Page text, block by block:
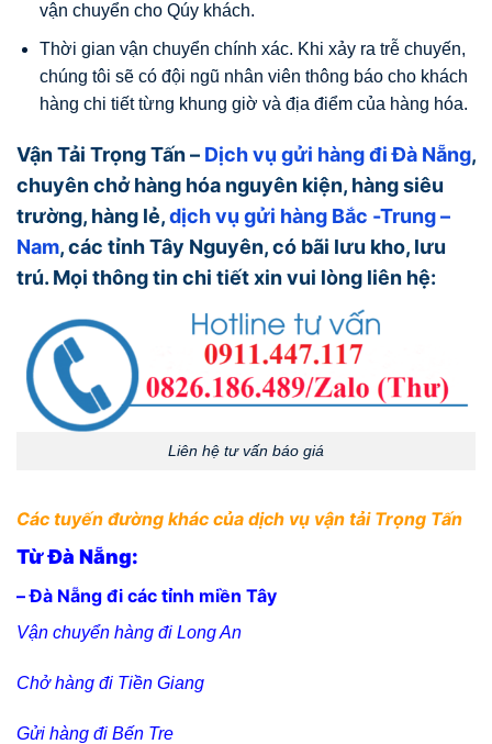
vận chuyển cho Qúy khách.
Thời gian vận chuyển chính xác. Khi xảy ra trễ chuyến,
chúng tôi sẽ có đội ngũ nhân viên thông báo cho khách
hàng chi tiết từng khung giờ và địa điểm của hàng hóa.
Vận Tải Trọng Tấn – Dịch vụ gửi hàng đi Đà Nẵng,
chuyên chở hàng hóa nguyên kiện, hàng siêu
trường, hàng lẻ,dịch vụ gửi hàng Bắc -Trung –
Nam, các tỉnh Tây Nguyên, có bãi lưu kho, lưu
trú. Mọi thông tin chi tiết xin vui lòng liên hệ:
Liên hệ tư vấn báo giá
Các tuyến đường khác của dịch vụ vận tải Trọng Tấn
Từ Đà Nẵng:
– Đà Nẵng đi các tỉnh miền Tây
Vận chuyển hàng đi Long An
Chở hàng đi Tiền Giang
Gửi hàng đi Bến Tre